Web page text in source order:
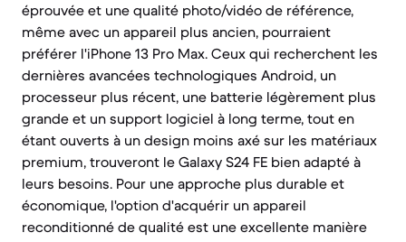
éprouvée et une qualité photo/vidéo de référence,
même avec un appareil plus ancien, pourraient
préférer l'iPhone 13 Pro Max. Ceux qui recherchent les
dernières avancées technologiques Android, un
processeur plus récent, une batterie légèrement plus
grande et un support logiciel à long terme, tout en
étant ouverts à un design moins axé sur les matériaux
premium, trouveront le Galaxy S24 FE bien adapté à
leurs besoins. Pour une approche plus durable et
économique, l'option d'acquérir un appareil
reconditionné de qualité est une excellente manière